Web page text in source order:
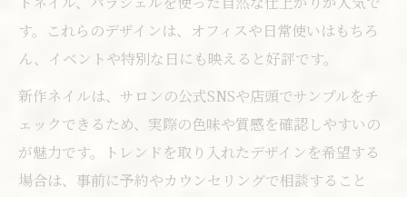
す。これらのデザインは、オフィスや日常使いはもちろ
ん、イベントや特別な日にも映えると好評です。
新作ネイルは、サロンの公式SNSや店頭でサンプルをチ
ェックできるため、実際の色味や質感を確認しやすいの
が魅力です。トレンドを取り入れたデザインを希望する
場合は、事前に予約やカウンセリングで相談すること